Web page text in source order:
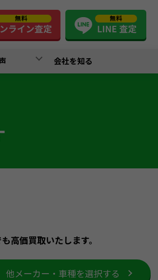
会社を知る
高価買取いたします。
他メーカー・車種を選択する